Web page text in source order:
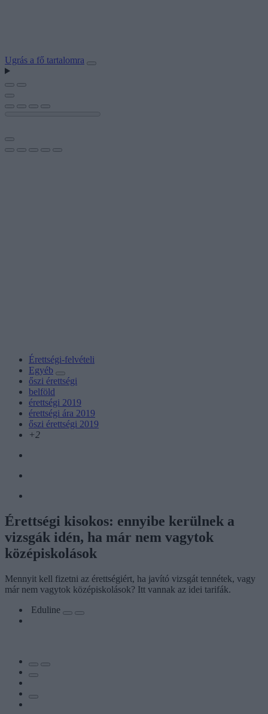
Ugrás a fő tartalomra
Érettségi-felvételi
Egyéb
őszi érettségi
belföld
érettségi 2019
érettségi ára 2019
őszi érettségi 2019
+2
Érettségi kisokos: ennyibe kerülnek a
vizsgák idén, ha már nem vagytok
középiskolások
Mennyit kell fizetni az érettségiért, ha javító vizsgát tennétek, vagy
már nem vagytok középiskolások? Itt vannak az idei tarifák.
Eduline